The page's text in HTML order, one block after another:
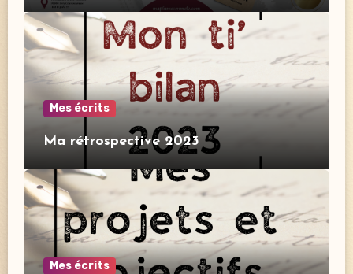
Mes écrits
Ma rétrospective 2023
Mes écrits